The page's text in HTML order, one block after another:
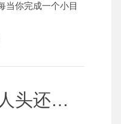
当你完成一个小目
梦见蜜蜂长的人头还有手要掐死我